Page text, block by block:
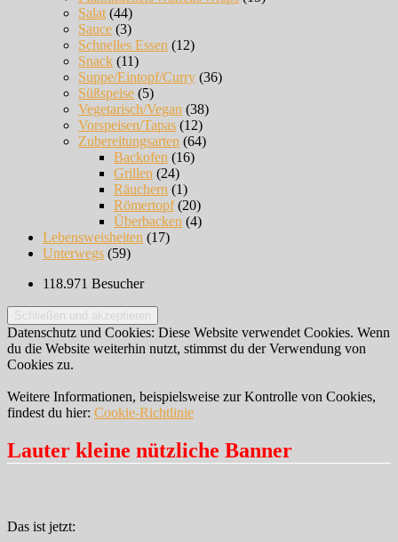
Salat (44)
Sauce (3)
Schnelles Essen (12)
Snack (11)
Suppe/Eintopf/Curry (36)
Süßspeise (5)
Vegetarisch/Vegan (38)
Vorspeisen/Tapas (12)
Zubereitungsarten (64)
Backofen (16)
Grillen (24)
Räuchern (1)
Römertopf(20)
Überbacken (4)
Lebensweisheiten (17)
Unterwegs (59)
118.971 Besucher
Datenschutz und Cookies: Diese Website verwendet Cookies. Wenn
du die Website weiterhin nutzt, stimmst du der Verwendung von
Cookies zu.
Weitere Informationen, beispielsweise zur Kontrolle von Cookies,
findest du hier: Cookie-Richtlinie
Lauter kleine nützliche Banner
Das ist jetzt: